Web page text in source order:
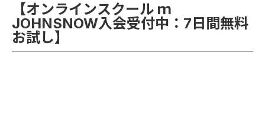
【オンラインスクール ｍ
JOHNSNOW入会受付中：7日間無料
お試し】